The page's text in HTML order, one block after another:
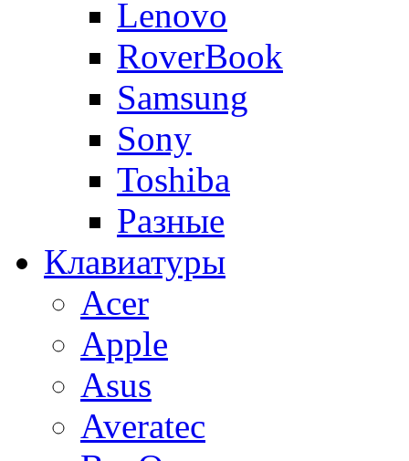
Lenovo
RoverBook
Samsung
Sony
Toshiba
Разные
Клавиатуры
Acer
Apple
Asus
Averatec